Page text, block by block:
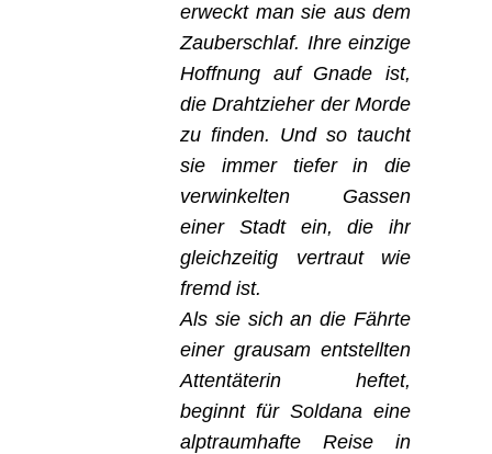
erweckt man sie aus dem
Zauberschlaf. Ihre einzige
Hoffnung auf Gnade ist,
die Drahtzieher der Morde
zu finden. Und so taucht
sie immer tiefer in die
verwinkelten Gassen
einer Stadt ein, die ihr
gleichzeitig vertraut wie
fremd ist.
Als sie sich an die Fährte
einer grausam entstellten
Attentäterin heftet,
beginnt für Soldana eine
alptraumhafte Reise in